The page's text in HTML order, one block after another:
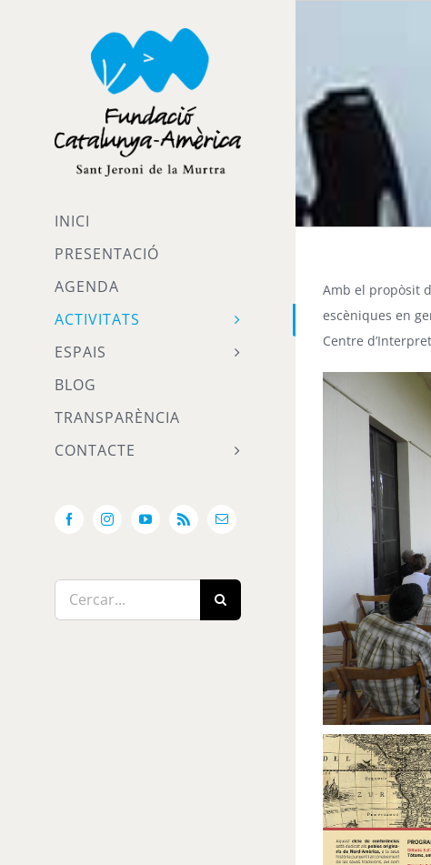
INICI
PRESENTACIÓ
AGENDA
ACTIVITATS
ESPAIS
BLOG
TRANSPARÈNCIA
CONTACTE
FacebookInstagramYouTube
Rss Email:
Cerca
…
Amb el propòsit
escèniques en
Centre